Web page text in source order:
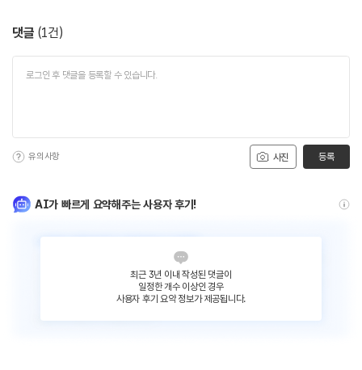
댓글 (1건)
사진
유의사항 등록
AI가 빠르게 요약해주는 사용자 후기!
최근 3년 이내 작성된 댓글이
일정한 개수 이상인 경우
사용자 후기 요약 정보가 제공됩니다.